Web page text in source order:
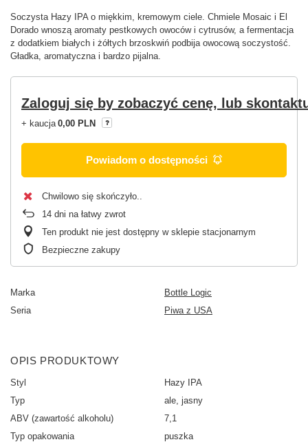
Soczysta Hazy IPA o miękkim, kremowym ciele. Chmiele Mosaic i El
Dorado wnoszą aromaty pestkowych owoców i cytrusów, a fermentacja
z dodatkiem białych i żółtych brzoskwiń podbija owocową soczystość.
Gładka, aromatyczna i bardzo pijalna.
Zaloguj się by zobaczyć cenę, lub
+ kaucja 0,00 PLN
Powiadom o dostępności
Chwilowo się skończyło.
14 dni na łatwy zwrot
Ten produkt nie jest dostępny w sklepie stacjonarnym
Bezpieczne zakupy
Marka
Bottle Logic
Seria
Piwa z USA
OPIS PRODUKTOWY
Styl
Hazy IPA
Typ
ale, jasny
ABV (zawartość alkoholu)
7,1
Typ opakowania
puszka